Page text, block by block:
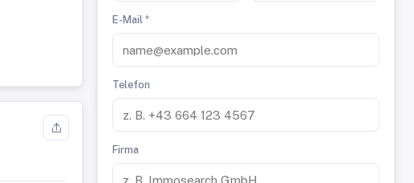
E-Mail *
Telefon
Firma